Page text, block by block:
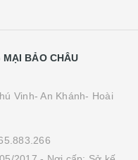
BẢO CHÂU
Vinh- An Khánh- Hoài